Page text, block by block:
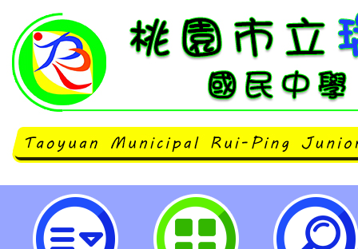
主旨：本中心委託新榮國小辦理全
「牽”手“永”安，幸福滿滿」，歡